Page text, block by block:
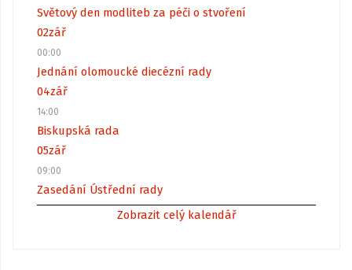
Světový den modliteb za péči o stvoření
02zář
00:00
Jednání olomoucké diecézní rady
04zář
14:00
Biskupská rada
05zář
09:00
Zasedání Ústřední rady
Zobrazit celý kalendář